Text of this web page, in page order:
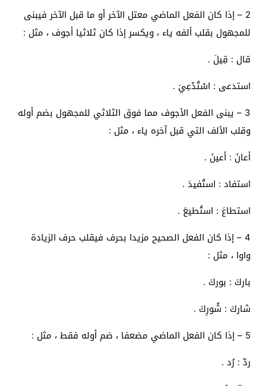
2 – إذا كان الفعل الماضي معتل الآخر أو ما قبل الآخر فيبنى
للمجهول بقلب ألفه ياء ، ويكسر إذا كان ثلاثيا أجوف ، مثل :
قال : قِيلَ .
استدعى : اسْتُدْعِيَ .
3 – يبنى الفعل الأجوف مما فوق الثلاثي للمجهول بضم أوله
وقلب الألف التي قبل آخره ياء ، مثل :
أعانَ : أعينَ .
استفاد : استُفيدَ .
استطاعَ : استُطيعَ .
4 – إذا كان الفعل الصحيح مزيدا بحرف فيقلب حرف الزيادة
واوا ، مثل :
باركَ : بوركَ .
شاركَ : شُورِكَ .
5 – إذا كان الفعل الماضي مضعفا ، ضم أوله فقط ، مثل :
ردّ : رُد .